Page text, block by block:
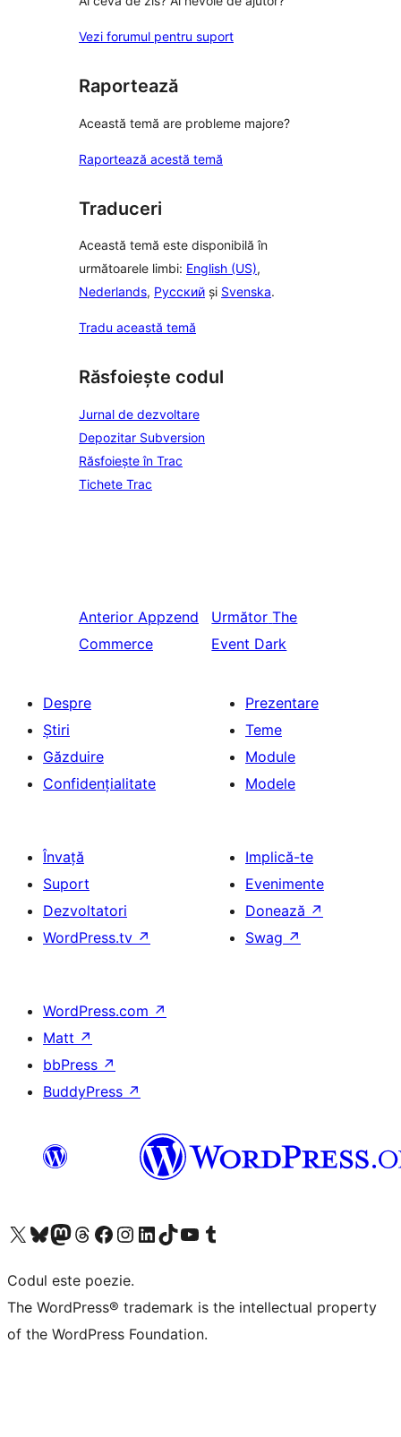
Vezi forumul pentru suport
Raportează
Această temă are probleme majore?
Raportează acestă temă
Traduceri
Această temă este disponibilă în
următoarele limbi: English (US),
Nederlands, Русский și Svenska.
Tradu această temă
Răsfoiește codul
Jurnal de dezvoltare
Depozitar Subversion
Răsfoiește în Trac
Tichete Trac
Anterior Appzend
Commerce
Următor The
Event Dark
Despre
Știri
Găzduire
Confidențialitate
Prezentare
Teme
Module
Modele
Învață
Suport
Dezvoltatori
WordPress.tv ↗
Implică-te
Evenimente
Donează ↗
Swag ↗
WordPress.com ↗
Matt ↗
bbPress ↗
BuddyPress ↗
Mergi la contul nostru X (fost Twitter)
Vizitează contul nostru Bluesky
Vizitează contul nostru Mastodon
Vizitează contul nostru Threads
Vizitează pagina noastră Facebook
Vizitează-ne pe Instagram
Vizitează-ne pe LinkedIn
Vizitează contul nostru TikTok
Vizitează canalul nostru YouTube
Vizitează contul nostru Tumblr
Codul este poezie.
The WordPress® trademark is the intellectual property
of the WordPress Foundation.